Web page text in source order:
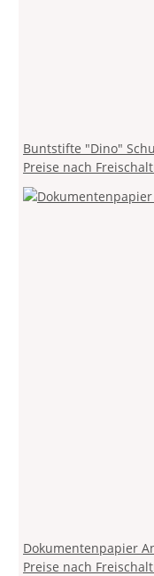
Buntstifte "Dino"
Preise nach
Dokumentenpapier
Preise nach